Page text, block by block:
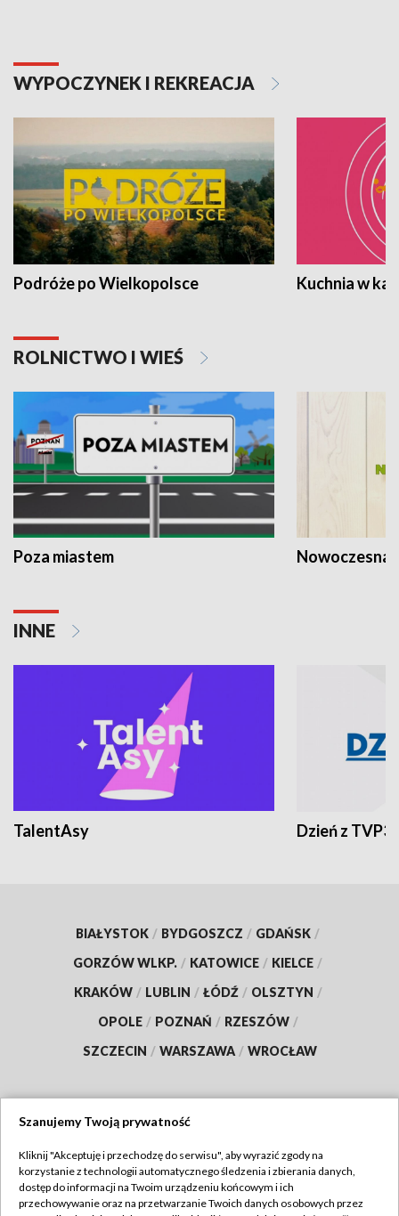
WYPOCZYNEK I REKREACJA
Podróże po Wielkopolsce Kuchnia w
ROLNICTWO I WIEŚ
Poza miastem Nowoczesna
INNE
TalentAsy Dzień z TVP3
BIAŁYSTOK / BYDGOSZCZ / GDAŃSK /
GORZÓW WLKP. / KATOWICE / KIELCE /
KRAKÓW / LUBLIN / ŁÓDŹ / OLSZTYN /
OPOLE / POZNAŃ / RZESZÓW /
SZCZECIN / WARSZAWA / WROCŁAW
TVP
Abonament TVP
Regulamin TVP
Szanujemy Twoją prywatność
Kliknij "Akceptuję i przechodzę do serwisu", aby wyrazić zgody na
korzystanie z technologii automatycznego śledzenia i zbierania danych,
dostęp do informacji na Twoim urządzeniu końcowym i ich
przechowywanie oraz na przetwarzanie Twoich danych osobowych przez